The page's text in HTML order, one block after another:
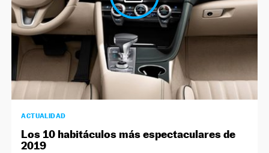
ACTUALIDAD
Los 10 habitáculos más espectaculares de
2019